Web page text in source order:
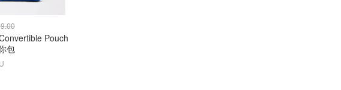
Pouch
包